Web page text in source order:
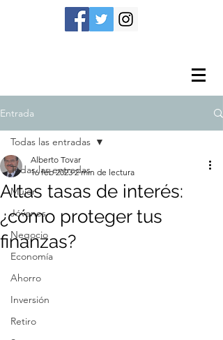
Entrada
Todas las entradas
Mujer
Jóvenes
Negocio
Economía
Ahorro
Inversión
Retiro
Todas las entradas
Altas tasas de interés:
¿cómo proteger tus
finanzas?
Alberto Tovar
16 feb 2023 2 min de lectura